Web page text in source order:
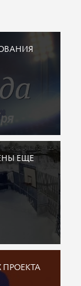
ЕЩЕ